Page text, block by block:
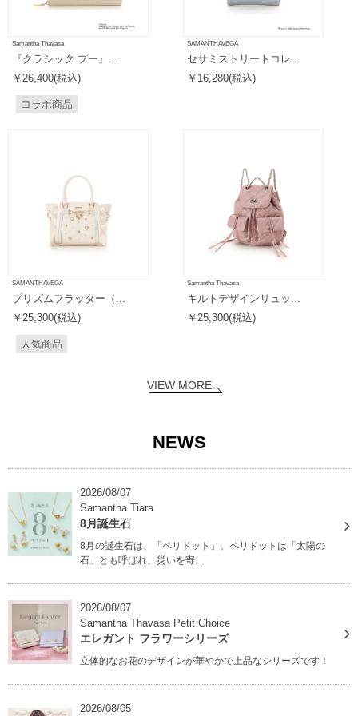
Samantha Thavasa
『クラシック プー』...
￥26,400(税込)
コラボ商品
SAMANTHAVEGA
セサミストリートコレ...
￥16,280(税込)
SAMANTHAVEGA
プリズムフラッター（...
￥25,300(税込)
人気商品
Samantha Thavasa
キルトデザインリュッ...
￥25,300(税込)
VIEW MORE
NEWS
2026/08/07
Samantha Tiara
8月誕生石
8月の誕生石は、「ペリドット」。ペリドットは「太陽の
石」とも呼ばれ、災いを寄...
2026/08/07
Samantha Thavasa Petit Choice
エレガント フラワーシリーズ
立体的なお花のデザインが華やかで上品なシリーズです！
2026/08/05